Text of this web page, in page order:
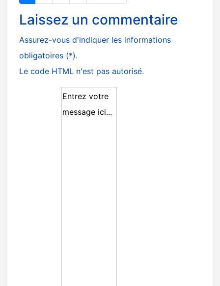
Laissez un commentaire
Assurez-vous d'indiquer les informations
obligatoires (*).
Le code HTML n'est pas autorisé.